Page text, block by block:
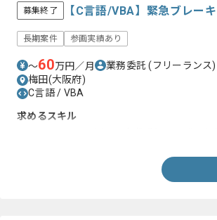
募集終了 【C言語/VBA】緊急ブレー
長期案件 参画実績あり
〜60万円／月 業務委託(フリーランス)
梅田(大阪府)
C言語 / VBA
求めるスキル